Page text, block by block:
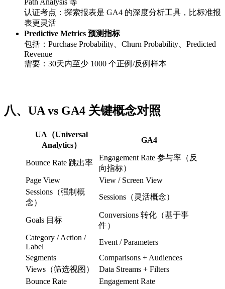
认证考点：探索报表是 GA4 的深度分析工具，比标准报
表更灵活
Predictive Metrics 预测指标
包括：Purchase Probability、Churn Probability、Predicted
Revenue
需要：30天内至少 1000 个正例/反例样本
八、UA vs GA4 关键概念对照
UA（Universal
Analytics）
GA4
Bounce Rate 跳出率
Engagement Rate 参与率（反
向指标）
Page View
View / Screen View
Sessions（强制概
念）
Sessions（灵活概念）
Goals 目标
Conversions 转化（基于事
件）
Category / Action /
Label
Event / Parameters
Segments
Comparisons + Audiences
Views（筛选视图）
Data Streams + Filters
Bounce Rate
Engagement Rate